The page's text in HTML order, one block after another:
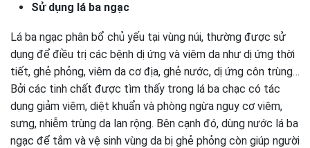
Sử dụng lá ba ngạc
Lá ba ngạc phân bổ chủ yếu tại vùng núi, thường được sử
dụng để điều trị các bệnh dị ứng và viêm da như dị ứng thời
tiết, ghẻ phỏng, viêm da cơ địa, ghẻ nước, dị ứng côn trùng…
Bởi các tinh chất được tìm thấy trong lá ba chạc có tác
dụng giảm viêm, diệt khuẩn và phòng ngừa nguy cơ viêm,
sưng, nhiễm trùng da lan rộng. Bên cạnh đó, dùng nước lá ba
ngạc để tắm và vệ sinh vùng da bị ghẻ phỏng còn giúp người